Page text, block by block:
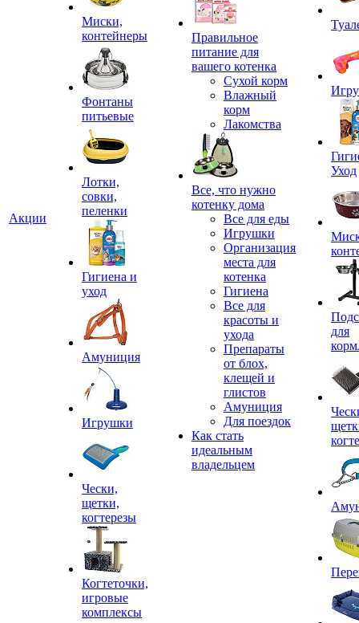
Акции
Миски,
контейнеры
Фонтаны
питьевые
Лотки,
совки,
пеленки
Гигиена и
уход
Амуниция
Игрушки
Чески,
щетки,
когтерезы
Когтеточки,
игровые
комплексы
Правильное
питание для
вашего котенка
Сухой корм
Влажный
корм
Лакомства
Все, что нужно
котенку дома
Все для еды
Игрушки
Организация
места для
котенка
Гигиена
Все для
красоты и
ухода
Препараты
от блох,
клещей и
глистов
Амуниция
Для поездок
Как стать
идеальным
владельцем
Уход
для